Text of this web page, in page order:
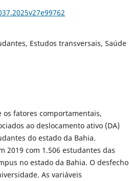
Estudos transversais, Saúde
fatores comportamentais,
ao deslocamento ativo (DA)
do estado da Bahia.
2019 com 1.506 estudantes das
no estado da Bahia. O desfecho
As variáveis